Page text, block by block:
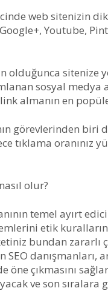
web sitenizin
Youtube,
sitenize
sosyal medya
almanın en
görevlerinden
tıklama oranınız
olur?
temel ayırt
etik
bundan zararlı
danışmanları,
öne çıkmasını
ve son sıralara